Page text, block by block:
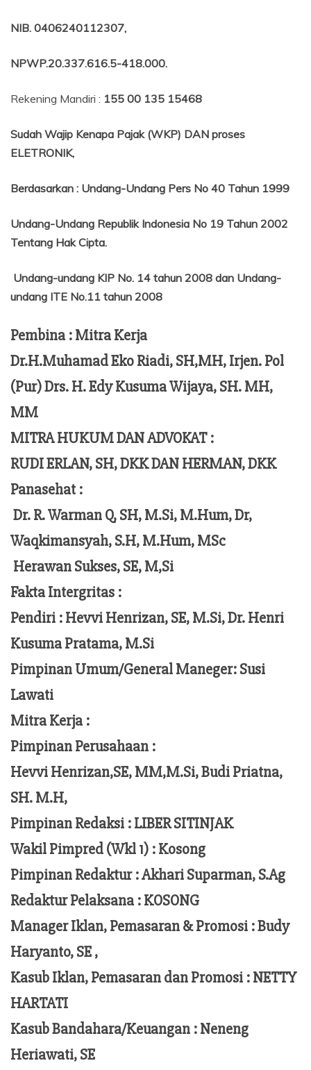
NIB. 0406240112307,
NPWP.20.337.616.5-418.000.
Rekening Mandiri : 155 00 135 15468
Sudah Wajip Kenapa Pajak (WKP) DAN proses
ELETRONIK,
Berdasarkan : Undang-Undang Pers No 40 Tahun 1999
Undang-Undang Republik Indonesia No 19 Tahun 2002
Tentang Hak Cipta.
Undang-undang KIP No. 14 tahun 2008 dan Undang-
undang ITE No.11 tahun 2008
Pembina : Mitra Kerja
Dr.H.Muhamad Eko Riadi, SH,MH, Irjen. Pol
(Pur) Drs. H. Edy Kusuma Wijaya, SH. MH,
MM
MITRA HUKUM DAN ADVOKAT :
RUDI ERLAN, SH, DKK DAN HERMAN, DKK
Panasehat :
Dr. R. Warman Q, SH, M.Si, M.Hum,Dr,
Waqkimansyah, S.H, M.Hum, MSc
Herawan Sukses, SE, M,Si
Fakta Intergritas :
Pendiri :Hevvi Henrizan, SE, M.Si, Dr. Henri
Kusuma Pratama, M.Si
Pimpinan Umum/General Maneger:Susi
Lawati
Mitra Kerja :
Pimpinan Perusahaan :
Hevvi Henrizan,SE, MM,M.Si,Budi Priatna,
SH. M.H,
Pimpinan Redaksi :LIBER SITINJAK
Wakil Pimpred (Wkl 1) : Kosong
Pimpinan Redaktur :Akhari Suparman, S.Ag
Redaktur Pelaksana :KOSONG
Manager Iklan, Pemasaran & Promosi :Budy
Haryanto, SE ,
Kasub Iklan, Pemasaran dan Promosi :NETTY
HARTATI
Kasub Bandahara/Keuangan :Neneng
Heriawati, SE